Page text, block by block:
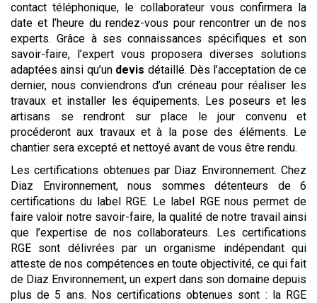
contact téléphonique, le collaborateur vous confirmera la
date et l’heure du rendez-vous pour rencontrer un de nos
experts. Grâce à ses connaissances spécifiques et son
savoir-faire, l’expert vous proposera diverses solutions
adaptées ainsi qu’un devis détaillé. Dès l’acceptation de ce
dernier, nous conviendrons d’un créneau pour réaliser les
travaux et installer les équipements. Les poseurs et les
artisans se rendront sur place le jour convenu et
procéderont aux travaux et à la pose des éléments. Le
chantier sera excepté et nettoyé avant de vous être rendu.
Les certifications obtenues par Diaz Environnement. Chez
Diaz Environnement, nous sommes détenteurs de 6
certifications du label RGE. Le label RGE nous permet de
faire valoir notre savoir-faire, la qualité de notre travail ainsi
que l’expertise de nos collaborateurs. Les certifications
RGE sont délivrées par un organisme indépendant qui
atteste de nos compétences en toute objectivité, ce qui fait
de Diaz Environnement, un expert dans son domaine depuis
plus de 5 ans. Nos certifications obtenues sont : la RGE